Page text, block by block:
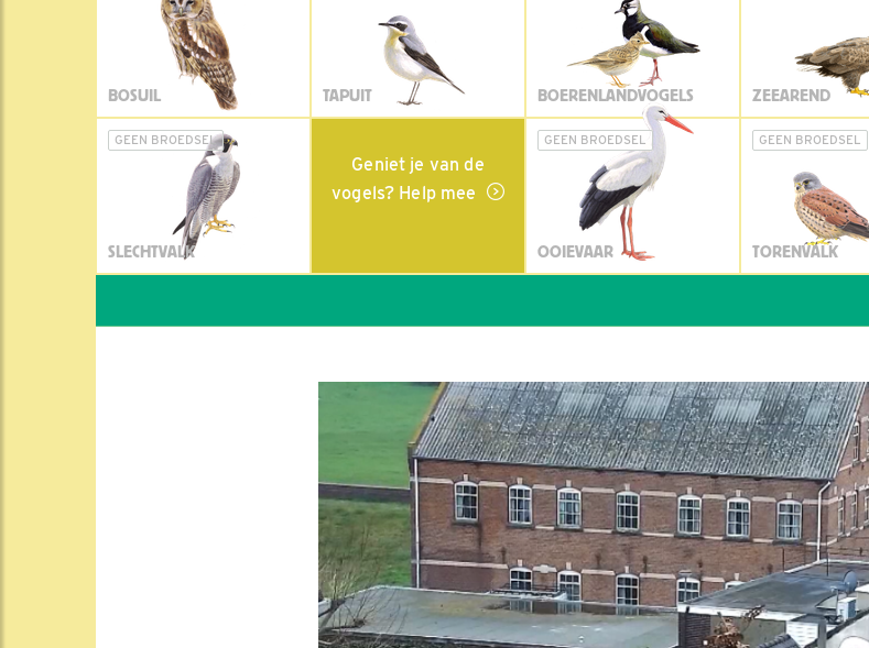
BOSUIL TAPUIT BOERENLANDVOGELS ZEEAREND
GEEN BROEDSEL
SLECHTVALK
Geniet je van de
vogels? Help mee
GEEN BROEDSEL
OOIEVAAR
GEEN BROEDSEL
TORENVALK